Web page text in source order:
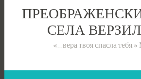
СЕЛА
«…вера твоя спасла